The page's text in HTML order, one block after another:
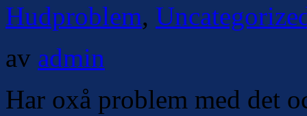
Hudproblem,
av admin
Har oxå problem med det